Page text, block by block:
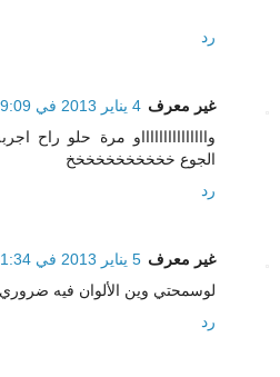
رد
غير معرف 4 يناير 2013 في 9:09 م
واااااااااااااااو مرة حلو راح
الجوع خخخخخخخخخخخ
رد
غير معرف 5 يناير 2013 في 11:34 م
لوسمحتي وين الألوان فيه
رد